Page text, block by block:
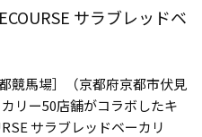
サラブレッドベ
競馬場］（京都府京都市伏見
リー50店舗がコラボしたキ
サラブレッドベーカリ